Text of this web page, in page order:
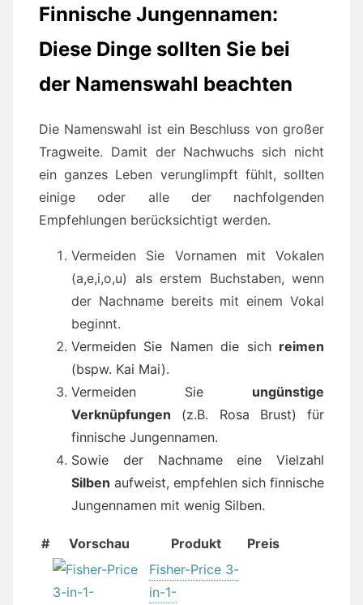
Finnische Jungennamen:
Diese Dinge sollten Sie bei
der Namenswahl beachten
Die Namenswahl ist ein Beschluss von großer
Tragweite. Damit der Nachwuchs sich nicht
ein ganzes Leben verunglimpft fühlt, sollten
einige oder alle der nachfolgenden
Empfehlungen berücksichtigt werden.
Vermeiden Sie Vornamen mit Vokalen
(a,e,i,o,u) als erstem Buchstaben, wenn
der Nachname bereits mit einem Vokal
beginnt.
Vermeiden Sie Namen die sich reimen
(bspw. Kai Mai).
Vermeiden Sie ungünstige
Verknüpfungen (z.B. Rosa Brust) für
finnische Jungennamen.
Sowie der Nachname eine Vielzahl
Silben aufweist, empfehlen sich finnische
Jungennamen mit wenig Silben.
# Vorschau Produkt Preis
Fisher-Price 3-
in-1-